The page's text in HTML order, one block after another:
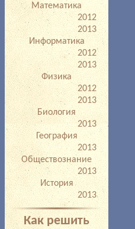
Математика
2012
2013
Информатика
2012
2013
Физика
2012
2013
Биология
2013
География
2013
Обществознание
2013
История
2013
Как решить